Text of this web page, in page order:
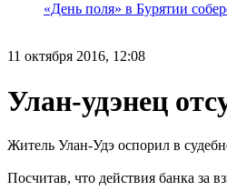
«День поля» в Бурятии
11 октября 2016, 12:08
Улан-удэнец
Житель Улан-Удэ оспорил в
Посчитав, что действия банка за